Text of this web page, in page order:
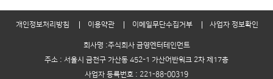
개인정보처리방침 이용약관 이메일무단수집거부 사업자 정보확인
회사명 :주식회사 금영엔터테인먼트
주소 : 서울시 금천구 가산동 452-1 가산어반워크 2차 제17층
사업자 등록번호 : 221-88-00319